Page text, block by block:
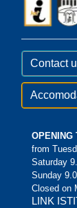
Contact
OPENING
from
Saturday
Sunday
Closed on
LINK